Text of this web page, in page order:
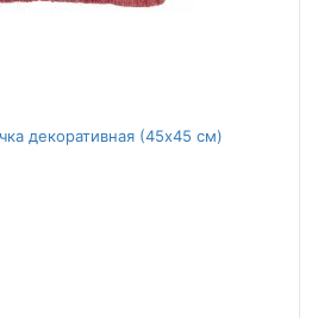
декоративная (45x45 см)